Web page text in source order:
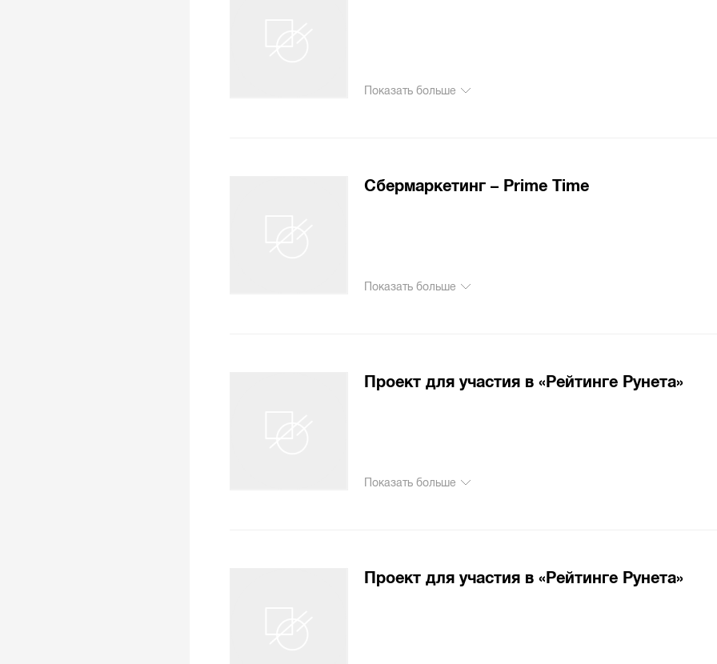
Показать больше
Сбермаркетинг – Prime Time
Показать больше
Проект для участия в «Рейтинге Рунета»
Показать больше
Проект для участия в «Рейтинге Рунета»